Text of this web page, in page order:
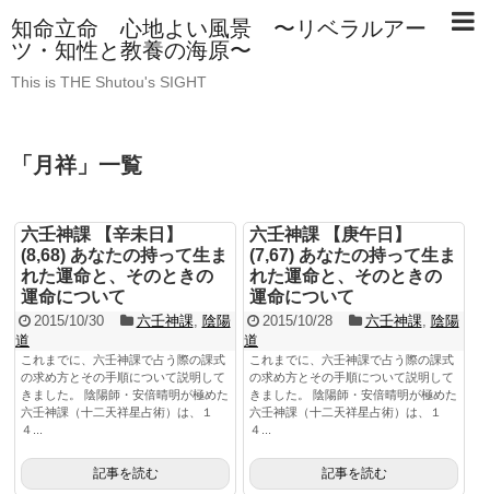
知命立命 心地よい風景 〜リベラルアー
ツ・知性と教養の海原〜
This is THE Shutou's SIGHT
「 月祥」 一覧
六壬神課 【辛未日】
(8,68) あなたの持って生ま
れた運命と、そのときの
運命について
2015/10/30 六壬神課
陰陽
道
これまでに、六壬神課で占う際の課式
の求め方とその手順について説明して
きました。 陰陽師・安倍晴明が極めた
六壬神課（十二天祥星占術）は、１
４...
記事を読む
六壬神課 【庚午日】
(7,67) あなたの持って生ま
れた運命と、そのときの
運命について
2015/10/28 六壬神課
陰陽
道
これまでに、六壬神課で占う際の課式
の求め方とその手順について説明して
きました。 陰陽師・安倍晴明が極めた
六壬神課（十二天祥星占術）は、１
４...
記事を読む